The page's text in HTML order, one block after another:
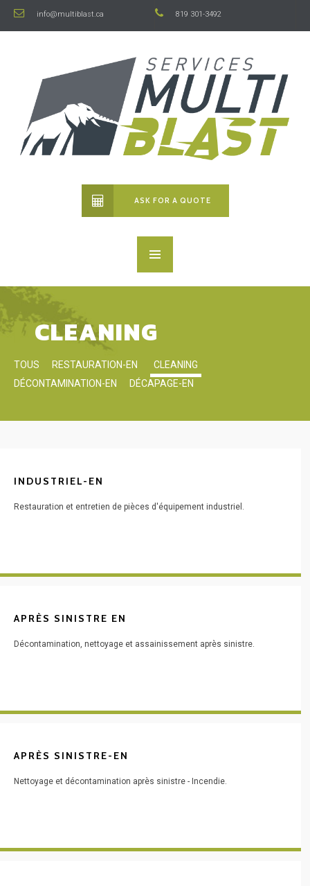
info@multiblast.ca 819 301-3492
ASK FOR A QUOTE
CLEANING
TOUS RESTAURATION-EN
CLEANING
DÉCONTAMINATION-EN
DÉCAPAGE-EN
INDUSTRIEL-EN
Restauration et entretien de pièces d'équipement industriel.
APRÈS SINISTRE EN
Décontamination, nettoyage et assainissement après sinistre.
APRÈS SINISTRE-EN
Nettoyage et décontamination après sinistre - Incendie.